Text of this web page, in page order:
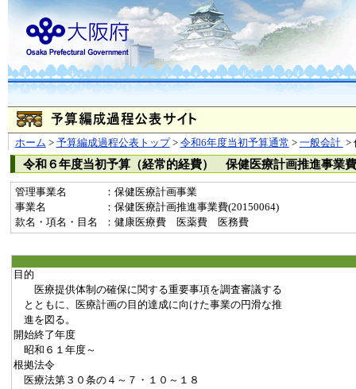
ホーム > 予算編成過程公表トップ> 令和6年度当初予算通常 > 一般会計 >
令和６年度当初予算（経常的経費） 保健医療計画推進事業費
管理事業名
：保健医療計画事業
事業名
：保健医療計画推進事業費(20150064)
款名・項名・目名
：健康医療費 医薬費 医務費
目的
医療提供体制の確保に関する重要事項を調査審議する
とともに、医療計画の目的達成に向けた事業の円滑な推
進を図る。
開始終了年度
昭和６１年度～
根拠法令
医療法第３０条の４～７・１０～１８